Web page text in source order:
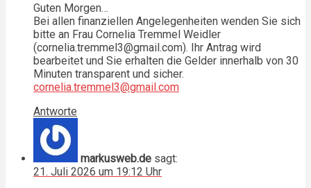
Guten Morgen…
Bei allen finanziellen Angelegenheiten wenden Sie sich
bitte an Frau Cornelia Tremmel Weidler
(cornelia.tremmel3@gmail.com). Ihr Antrag wird
bearbeitet und Sie erhalten die Gelder innerhalb von 30
Minuten transparent und sicher.
cornelia.tremmel3@gmail.com
Antworte
markusweb.de sagt:
21. Juli 2026 um 19:12 Uhr